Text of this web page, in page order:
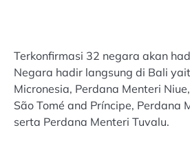
Terkonfirmasi 32 negara akan
Negara hadir langsung di Bali
Micronesia, Perdana Menteri
São Tomé and Príncipe, Perdana
serta Perdana Menteri Tuvalu.